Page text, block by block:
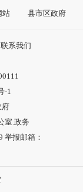
站 县市区政府
联系我们
-1
府
室.政务
举报邮箱：